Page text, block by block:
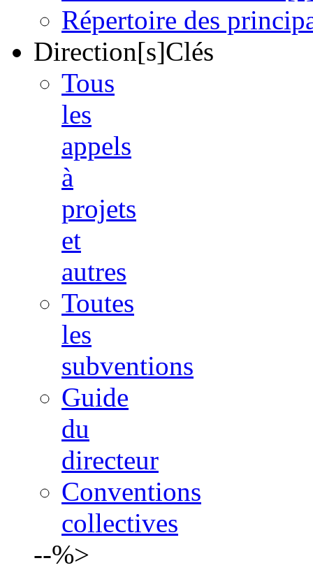
Répertoire des
Direction[s]Clés
Tous
les
appels
à
projets
et
autres
Toutes
les
subventions
Guide
du
directeur
Conventions
collectives
--%>